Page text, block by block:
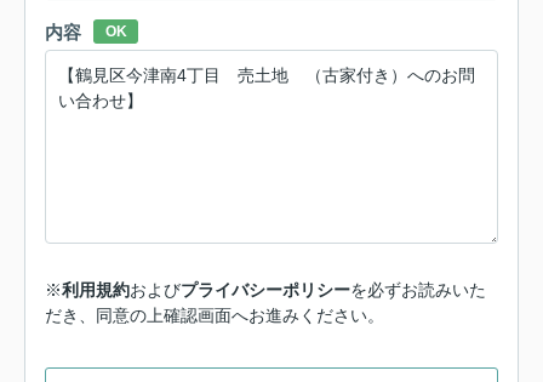
内容 OK
※利用規約およびプライバシーポリシーを必ずお読みいた
だき、同意の上確認画面へお進みください。